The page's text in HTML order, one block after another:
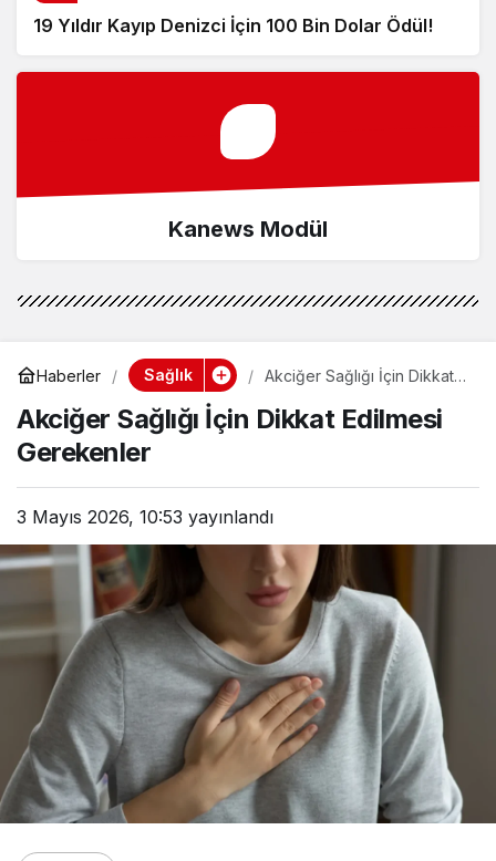
19 Yıldır Kayıp Denizci İçin 100 Bin Dolar Ödül!
Kanews Modül
Haberler Sağlık
Akciğer Sağlığı İçin Dikkat
Akciğer Sağlığı İçin Dikkat Edilmesi
Gerekenler
3 Mayıs 2026, 10:53 yayınlandı